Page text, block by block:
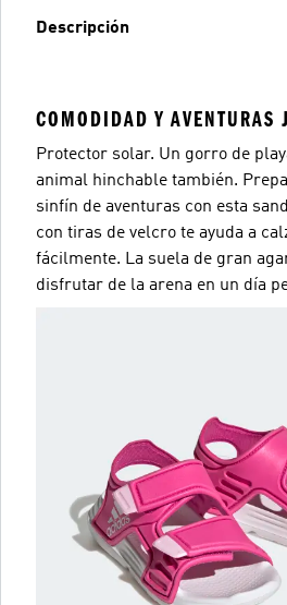
Descripción
COMODIDAD Y AVENTURAS
Protector solar. Un gorro de
animal hinchable también.
sinfín de aventuras con esta
con tiras de velcro te ayuda a
fácilmente. La suela de gran
disfrutar de la arena en un día